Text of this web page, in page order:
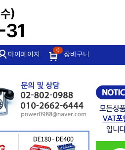
마이페이지 장바구니
0